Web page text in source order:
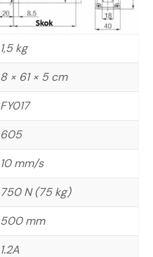
1,5 kg
8 × 61 × 5 cm
FY017
605
10 mm/s
750 N (75 kg)
500 mm
1.2A